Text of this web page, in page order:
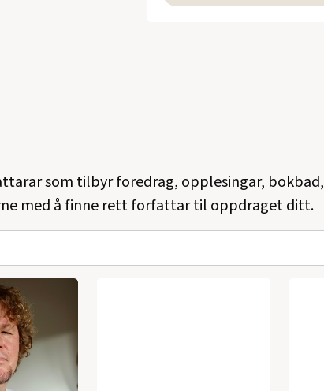
som tilbyr foredrag, opplesingar, bokbad,
med å finne rett forfattar til oppdraget ditt.